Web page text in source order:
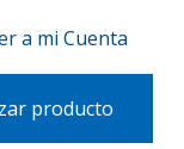
a mi Cuenta
producto